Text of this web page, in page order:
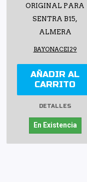
ORIGINAL PARA
SENTRA B15,
ALMERA
BAYONACEI29
AÑADIR AL
CARRITO
DETALLES
En Existencia